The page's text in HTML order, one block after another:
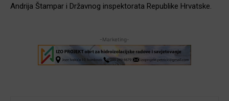
Andrija Štampar i Državnog inspektorata Republike Hrvatske.
-Marketing-